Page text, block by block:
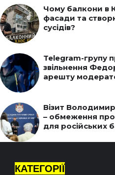
Чому балкони в
фасади та
сусідів?
Telegram-групу
звільнення
арешту
Візит
– обмеження
для російських
КАТЕГОРІЇ